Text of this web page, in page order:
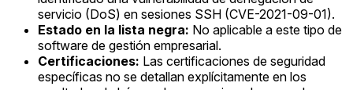
servicio (DoS) en sesiones SSH (CVE-2021-09-01).
Estado en la lista negra: No aplicable a este tipo de
software de gestión empresarial.
Certificaciones: Las certificaciones de seguridad
específicas no se detallan explícitamente en los